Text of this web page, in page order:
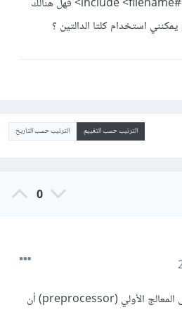
#include "filename" و #include <filename> فهل هنالك
استخدام كلتا الدالتين ؟
الترتيب حسب التقييم الترتيب حسب التاريخ
0
الفرق في المكان الذي يجب على المعالج الأولي (preprocessor) أن